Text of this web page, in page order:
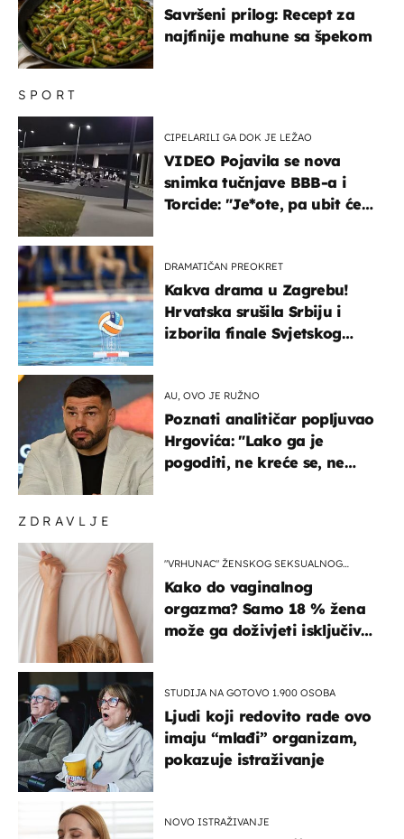
ZDRAVLJE
"VRHUNAC" ŽENSKOG SEKSUALNOG
Kako do vaginalnog
orgazma? Samo 18 % žena
može ga doživjeti isključivo
STUDIJA NA GOTOVO 1.900 OSOBA
Ljudi koji redovito rade ovo
imaju “mlađi” organizam,
pokazuje istraživanje
NOVO ISTRAŽIVANJE
SPORT
CIPELARILI GA DOK JE LEŽAO
VIDEO Pojavila se nova
snimka tučnjave BBB-a i
Torcide: "Je*ote, pa ubit će
DRAMATIČAN PREOKRET
Kakva drama u Zagrebu!
Hrvatska srušila Srbiju i
izborila finale Svjetskog
AU, OVO JE RUŽNO
Poznati analitičar popljuvao
Hrgovića: "Lako ga je
pogoditi, ne kreće se, ne
Savršeni prilog: Recept za
najfinije mahune sa špekom